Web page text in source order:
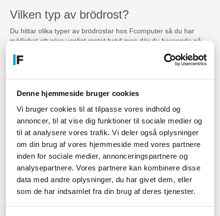
Denne hjemmeside bruger cookies
Vi bruger cookies til at tilpasse vores indhold og
annoncer, til at vise dig funktioner til sociale medier og
til at analysere vores trafik. Vi deler også oplysninger
om din brug af vores hjemmeside med vores partnere
inden for sociale medier, annonceringspartnere og
analysepartnere. Vores partnere kan kombinere disse
data med andre oplysninger, du har givet dem, eller
som de har indsamlet fra din brug af deres tjenester.
Vilken typ av brödrost?
Du hittar olika typer av brödrostar hos Fcomputer så du har
möjlighet att göra vanligt rostat bröd men där du beroende på
bagels, korvbröd med mera. Vissa modeller ger dig också
Hur mycket kostar en brödrost?
Vi säljer brödrostar så lågt som 250 DKK så du kan köpa en
budgetvänlig brödrost, vi har även brödrostar till ett mer
avancerat pris, vilket även ger dig en brödrost av ännu högre
kvalitet och med fler funktioner.
Var kan jag köpa en brödrost?
Du kan köpa en brödrost hos Fcomputer till billiga priser och
hög kvalitet.
Har du några andra frågor om